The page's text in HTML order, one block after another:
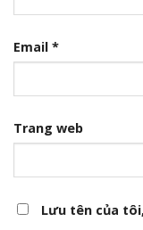
Email *
Trang web
Lưu tên của